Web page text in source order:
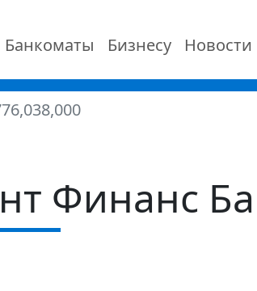
Банкоматы Бизнесу Новости
Финанс